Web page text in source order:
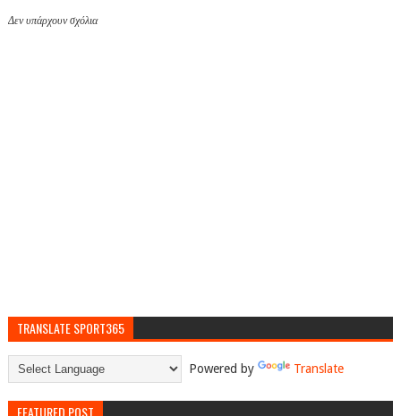
Δεν υπάρχουν σχόλια
TRANSLATE SPORT365
Powered by Translate
FEATURED POST